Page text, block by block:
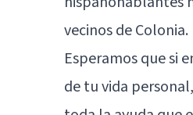
vecinos de Colonia.
Esperamos que si
de tu vida